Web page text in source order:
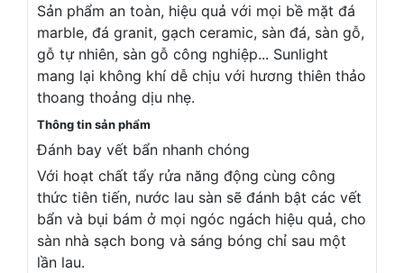
Sản phẩm an toàn, hiệu quả với mọi bề mặt đá
marble, đá granit, gạch ceramic, sàn đá, sàn gỗ,
gỗ tự nhiên, sàn gỗ công nghiệp... Sunlight
mang lại không khí dễ chịu với hương thiên thảo
thoang thoảng dịu nhẹ.
Thông tin sản phẩm
Đánh bay vết bẩn nhanh chóng
Với hoạt chất tẩy rửa năng động cùng công
thức tiên tiến, nước lau sàn sẽ đánh bật các vết
bẩn và bụi bám ở mọi ngóc ngách hiệu quả, cho
sàn nhà sạch bong và sáng bóng chỉ sau một
lần lau.